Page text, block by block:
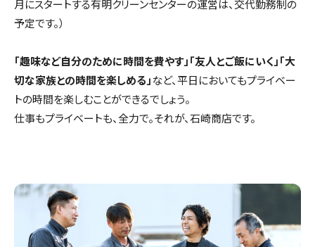
月にスタートする有明クリーンセンターの運営は、交代勤務制の
予定です。）
「趣味など自分のために時間を費やす」「友人とご飯にいく」「大
切な家族との時間を楽しめる」など、平日においてもプライベー
トの時間を楽しむことができるでしょう。
仕事もプライベートも、全力で。それが、石崎商店です。